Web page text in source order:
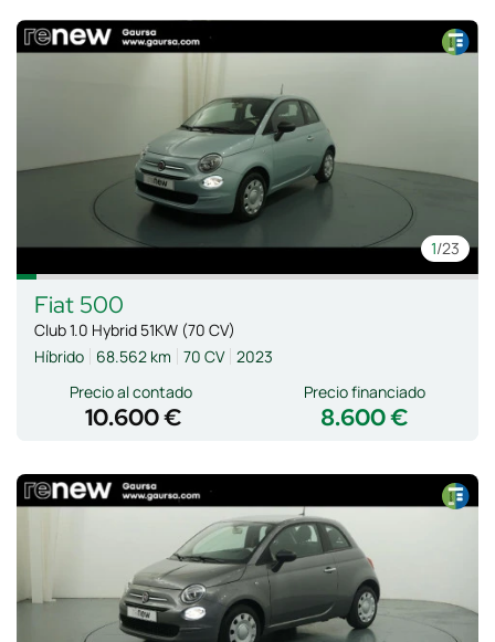
1/23
Fiat 500
Club 1.0 Hybrid 51KW (70 CV)
Híbrido
68.562 km 70 CV 2023
Precio al contado
10.600 € 8.600 €
Precio financiado